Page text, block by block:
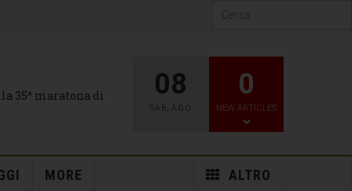
for results.
35^ maratona di
08
SAB, AGO
0
NEW ARTICLES
ALTRO
MORE